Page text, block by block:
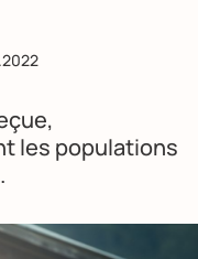
les populations